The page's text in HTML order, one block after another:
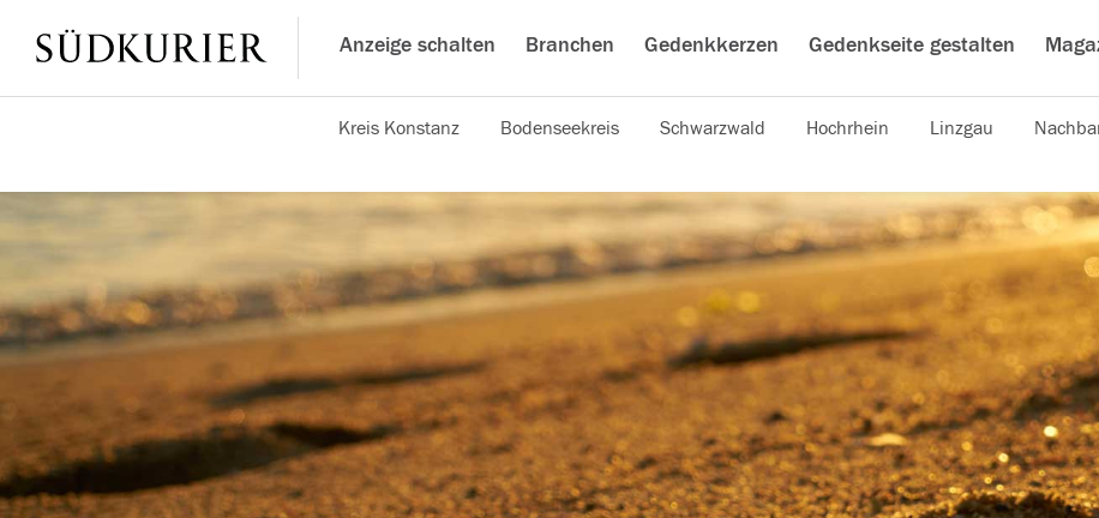
Anzeige schalten Branchen Gedenkkerzen Gedenkseite gestalten
Kreis Konstanz Bodenseekreis Schwarzwald Hochrhein Linzgau